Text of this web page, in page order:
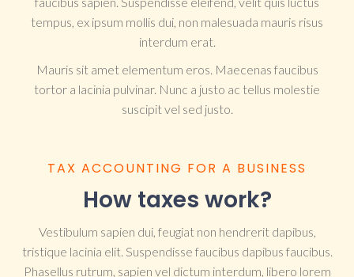
tempus, ex ipsum mollis dui, non malesuada mauris risus
interdum erat.
Mauris sit amet elementum eros. Maecenas faucibus
tortor a lacinia pulvinar. Nunc a justo ac tellus molestie
suscipit vel sed justo.
TAX ACCOUNTING FOR A BUSINESS
How taxes work?
Vestibulum sapien dui, feugiat non hendrerit dapibus,
tristique lacinia elit. Suspendisse faucibus dapibus faucibus.
Phasellus rutrum, sapien vel dictum interdum, libero lorem